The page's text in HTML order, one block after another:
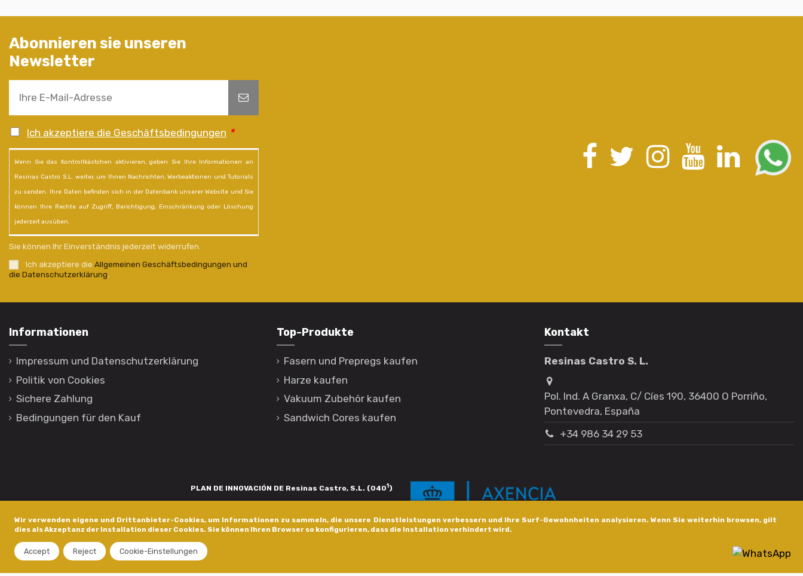
Wir verwenden eigene und Drittanbieter-Cookies, um Informationen zu sammeln, die unsere Dienstleistungen verbessern und Ihre Surf-Gewohnheiten analysieren. Wenn Sie weiterhin browsen, gilt
dies als Akzeptanz der Installation dieser Cookies. Sie können Ihren Browser so konfigurieren, dass die Installation verhindert wird.
Accept Reject Cookie-Einstellungen
Abonnieren sie unseren
Newsletter
Ich akzeptiere die Geschäftsbedingungen *
Wenn Sie das Kontrollkästchen aktivieren, geben Sie Ihre Informationen an
Resinas Castro S.L. weiter, um Ihnen Nachrichten, Werbeaktionen und Tutorials
zu senden. Ihre Daten befinden sich in der Datenbank unserer Website und Sie
können Ihre Rechte auf Zugriff, Berichtigung, Einschränkung oder Löschung
jederzeit ausüben.
Sie können Ihr Einverständnis jederzeit widerrufen.
Ich akzeptiere die Allgemeinen Geschäftsbedingungen und
die Datenschutzerklärung
Informationen
Impressum und Datenschutzerklärung
Politik von Cookies
Sichere Zahlung
Bedingungen für den Kauf
Top-Produkte
Fasern und Prepregs kaufen
Harze kaufen
Vakuum Zubehör kaufen
Sandwich Cores kaufen
Kontakt
Resinas Castro S. L.
Pol. Ind. A Granxa, C/ Cíes 190, 36400 O Porriño,
Pontevedra, España
+34 986 34 29 53
PLAN DE INNOVACIÓN DE Resinas Castro, S.L. (0401 )
está financiada pola Xunta de Galicia, a través de axudas concedidas pola Axencia Galega de Innovación,
dentro do programa de axudas a empresa. InnovaPeme 2023.